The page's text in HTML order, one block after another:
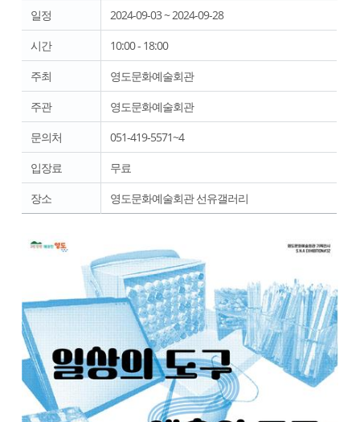
일정
2024-09-03 ~ 2024-09-28
시간
10:00 - 18:00
주최
영도문화예술회관
주관
영도문화예술회관
문의처
051-419-5571~4
입장료
무료
장소
영도문화예술회관 선유갤러리